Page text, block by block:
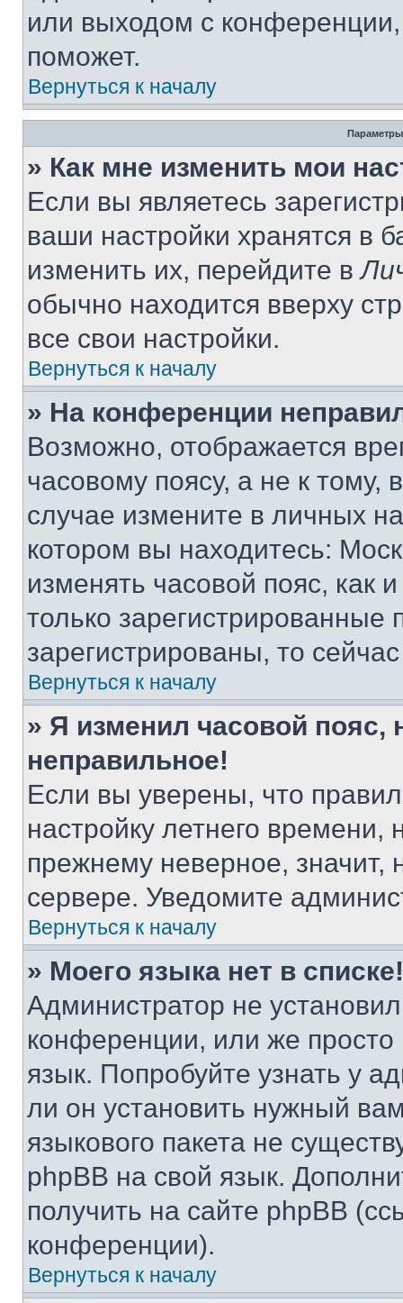
или выходом с
поможет.
Вернуться к началу
Параметры
» Как мне изменить мои
Если вы являетесь
ваши настройки хранятся в
изменить их, перейдите в
обычно находится вверху
все свои настройки.
Вернуться к началу
» На конференции
Возможно, отображается
часовому поясу, а не к тому,
случае измените в личных
котором вы находитесь:
изменять часовой пояс, как
только
зарегистрированы, то
Вернуться к началу
» Я изменил часовой пояс,
неправильное!
Если вы уверены, что
настройку летнего
прежнему неверное, значит,
сервере. Уведомите
Вернуться к началу
» Моего языка нет в списке!
Администратор не
конференции, или же
язык. Попробуйте узнать у
ли он установить нужный
языкового пакета не
phpBB на свой язык.
получить на сайте phpBB
конференции).
Вернуться к началу